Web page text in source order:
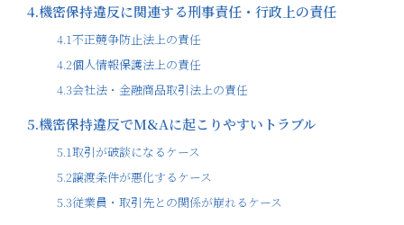
4.機密保持違反に関連する刑事責任・行政上の責任
4.1不正競争防止法上の責任
4.2個人情報保護法上の責任
4.3会社法・金融商品取引法上の責任
5.機密保持違反でM&Aに起こりやすいトラブル
5.1取引が破談になるケース
5.2譲渡条件が悪化するケース
5.3従業員・取引先との関係が崩れるケース